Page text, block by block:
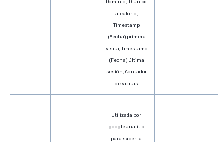
Dominio, ID único
aleatorio,
Timestamp
(Fecha) primera
visita, Timestamp
(Fecha) última
sesión, Contador
de visitas
Utilizada por
google analític
para saber la